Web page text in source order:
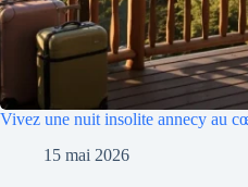
Vivez une nuit insolite annecy au
15 mai 2026